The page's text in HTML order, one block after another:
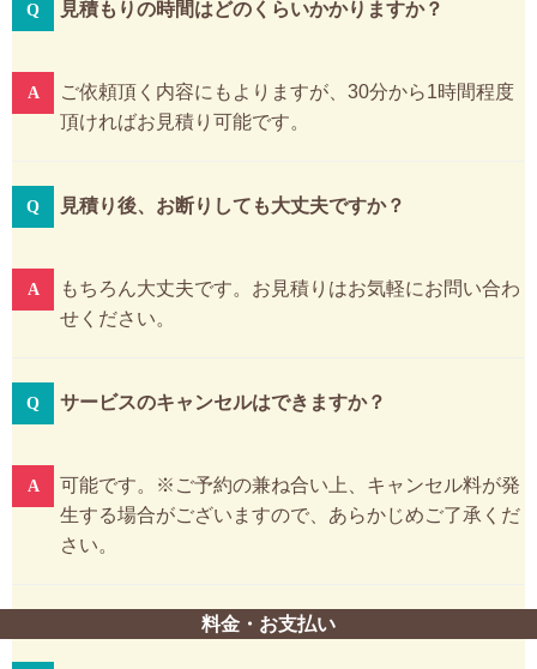
見積もりの時間はどのくらいかかりますか？
ご依頼頂く内容にもよりますが、30分から1時間程度
頂ければお見積り可能です。
見積り後、お断りしても大丈夫ですか？
もちろん大丈夫です。お見積りはお気軽にお問い合わ
せください。
サービスのキャンセルはできますか？
可能です。※ご予約の兼ね合い上、キャンセル料が発
生する場合がございますので、あらかじめご了承くだ
さい。
料金・お支払い